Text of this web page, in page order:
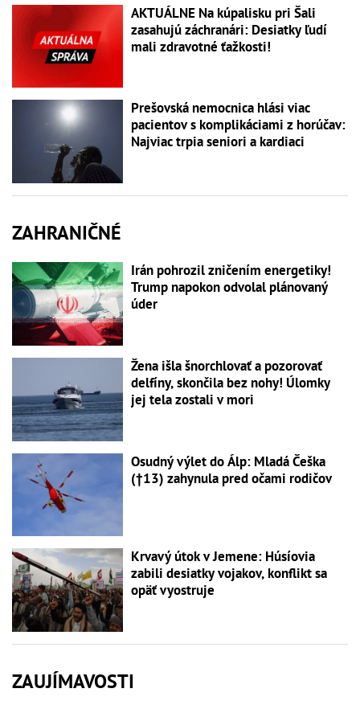
AKTUÁLNE Na kúpalisku pri Šali
zasahujú záchranári: Desiatky ľudí
mali zdravotné ťažkosti!
Prešovská nemocnica hlási viac
pacientov s komplikáciami z horúčav:
Najviac trpia seniori a kardiaci
ZAHRANIČNÉ
Irán pohrozil zničením energetiky!
Trump napokon odvolal plánovaný
úder
Žena išla šnorchlovať a pozorovať
delfíny, skončila bez nohy! Úlomky
jej tela zostali v mori
Osudný výlet do Álp: Mladá Češka
(†13) zahynula pred očami rodičov
Krvavý útok v Jemene: Húsíovia
zabili desiatky vojakov, konflikt sa
opäť vyostruje
ZAUJÍMAVOSTI